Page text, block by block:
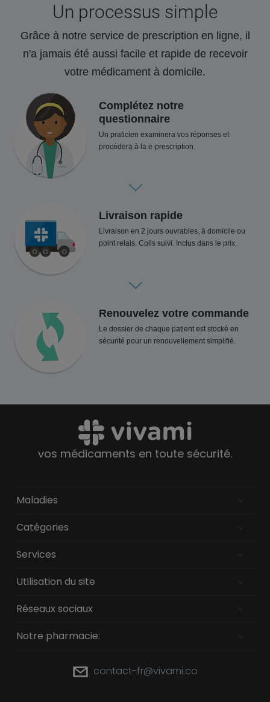
Un processus simple
Grâce à notre service de prescription en ligne, il
n'a jamais été aussi facile et rapide de recevoir
votre médicament à domicile.
Complétez notre
questionnaire
Un praticien examinera vos réponses et
procédera à la e-prescription.
Livraison rapide
Livraison en 2 jours ouvrables, à domicile ou
point relais. Colis suivi. Inclus dans le prix.
Renouvelez votre commande
Le dossier de chaque patient est stocké en
sécurité pour un renouvellement simplifié.
vos médicaments en toute sécurité.
Maladies
Catégories
Services
Utilisation du site
Réseaux sociaux
Notre pharmacie:
contact-fr@vivami.co